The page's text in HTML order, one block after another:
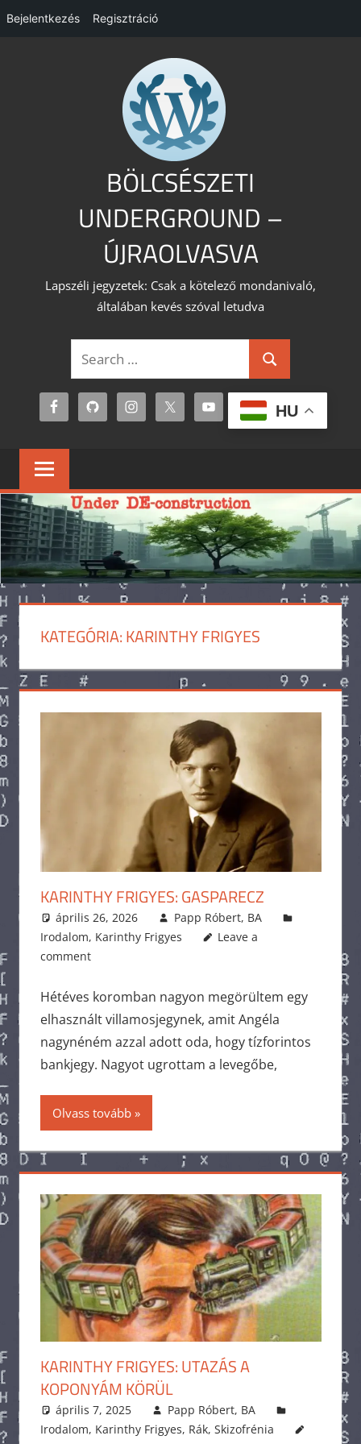
Bejelentkezés Regisztráció
BÖLCSÉSZETI
UNDERGROUND –
ÚJRAOLVASVA
Lapszéli jegyzetek: Csak a kötelező mondanivaló,
általában kevés szóval letudva
Search
for:
Search
HU
KATEGÓRIA:KARINTHY FRIGYES
KARINTHY FRIGYES: GASPARECZ
április 26, 2026
Papp Róbert, BA
Irodalom, Karinthy Frigyes
Leave a
comment
Hétéves koromban nagyon megörültem egy
elhasznált villamosjegynek, amit Angéla
nagynéném azzal adott oda, hogy tízforintos
bankjegy. Nagyot ugrottam a levegőbe,
Olvass tovább
KARINTHY FRIGYES: UTAZÁS A
KOPONYÁM KÖRÜL
április 7, 2025
Papp Róbert, BA
Irodalom, Karinthy Frigyes, Rák, Skizofrénia